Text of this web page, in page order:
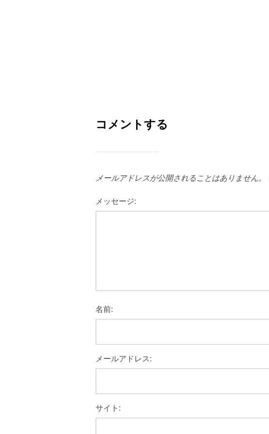
コメントする
メールアドレスが公開されることはありません。
メッセージ:
名前:
メールアドレス:
サイト: